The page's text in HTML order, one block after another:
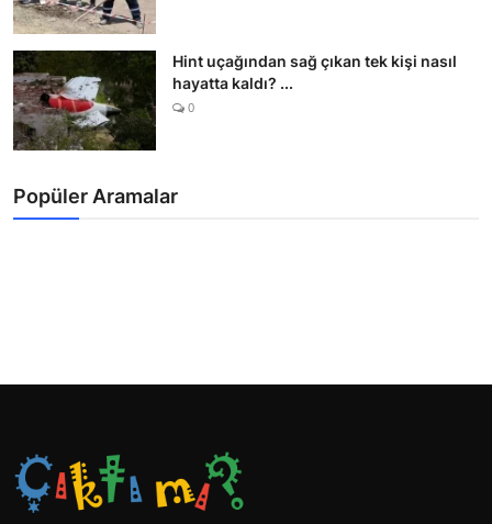
Hint uçağından sağ çıkan tek kişi nasıl
hayatta kaldı? ...
0
Popüler Aramalar